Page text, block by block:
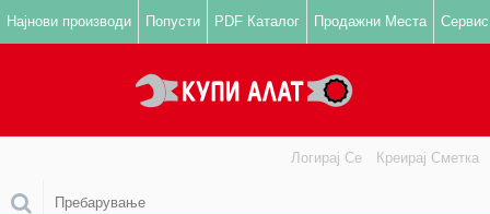
Најнови производи Попусти PDF Каталог Продажни Места Сервис
Логирај Се Креирај Сметка